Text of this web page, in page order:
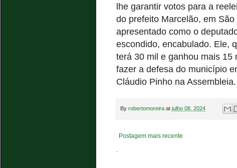
lhe garantir votos para a
do prefeito Marcelão, em
apresentado como o
escondido, encabulado. Ele,
terá 30 mil e ganhou mais 15
fazer a defesa do município
Cláudio Pinho na
By robertomoreira at julho 08, 2024
Postagem mais recente
.